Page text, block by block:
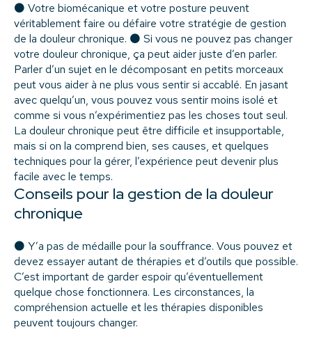
⚫ Votre biomécanique et votre posture peuvent
véritablement faire ou défaire votre stratégie de gestion
de la douleur chronique. ⚫ Si vous ne pouvez pas changer
votre douleur chronique, ça peut aider juste d’en parler.
Parler d’un sujet en le décomposant en petits morceaux
peut vous aider à ne plus vous sentir si accablé. En jasant
avec quelqu’un, vous pouvez vous sentir moins isolé et
comme si vous n’expérimentiez pas les choses tout seul.
La douleur chronique peut être difficile et insupportable,
mais si on la comprend bien, ses causes, et quelques
techniques pour la gérer, l’expérience peut devenir plus
facile avec le temps.
Conseils pour la gestion de la douleur
chronique
⚫ Y’a pas de médaille pour la souffrance. Vous pouvez et
devez essayer autant de thérapies et d’outils que possible.
C’est important de garder espoir qu’éventuellement
quelque chose fonctionnera. Les circonstances, la
compréhension actuelle et les thérapies disponibles
peuvent toujours changer.